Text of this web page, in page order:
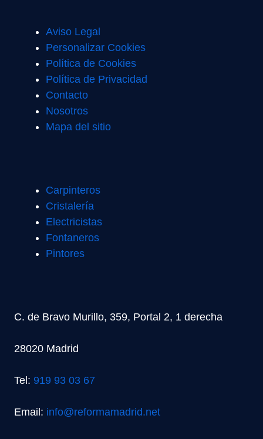
Aviso Legal
Personalizar Cookies
Política de Cookies
Política de Privacidad
Contacto
Nosotros
Mapa del sitio
Carpinteros
Cristalería
Electricistas
Fontaneros
Pintores
C. de Bravo Murillo, 359, Portal 2, 1 derecha
28020 Madrid
Tel: 919 93 03 67
Email: info@reformamadrid.net